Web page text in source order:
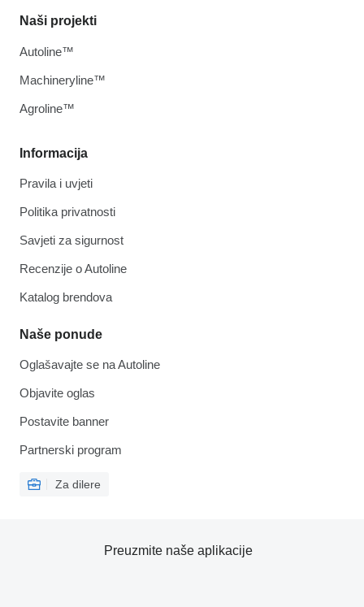
Informacija
Pravila i uvjeti
Politika privatnosti
Savjeti za sigurnost
Recenzije o Autoline
Katalog brendova
Naše ponude
Oglašavajte se na Autoline
Objavite oglas
Postavite banner
Partnerski program
Za dilere
Naši projekti
Autoline™
Machineryline™
Agroline™
Preuzmite naše aplikacije